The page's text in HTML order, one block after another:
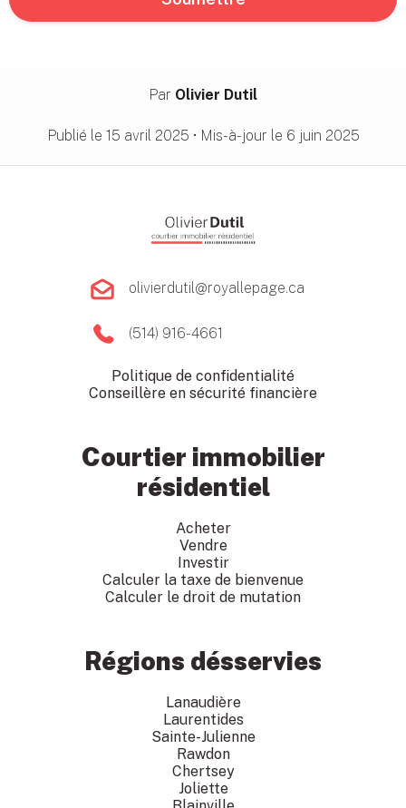
Par Olivier Dutil
Publié le 15 avril 2025 • Mis-à-jour le 6 juin 2025
olivierdutil@royallepage.ca
(514) 916-4661
Politique de confidentialité
Conseillère en sécurité financière
Courtier immobilier
résidentiel
Acheter
Vendre
Investir
Calculer la taxe de bienvenue
Calculer le droit de mutation
Régions désservies
Lanaudière
Laurentides
Sainte-Julienne
Rawdon
Chertsey
Joliette